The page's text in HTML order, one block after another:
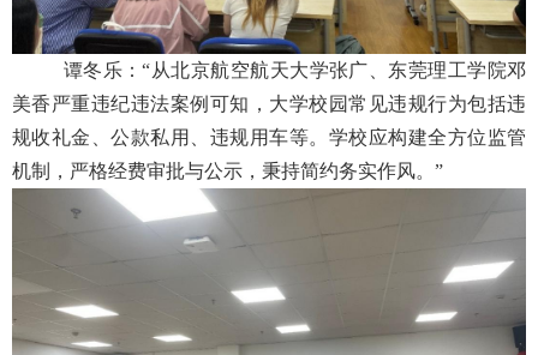
谭冬乐：“从北京航空航天大学张广、东莞理工学院邓
美香严重违纪违法案例可知，大学校园常见违规行为包括违
规收礼金、公款私用、违规用车等。学校应构建全方位监管
机制，严格经费审批与公示，秉持简约务实作风。”